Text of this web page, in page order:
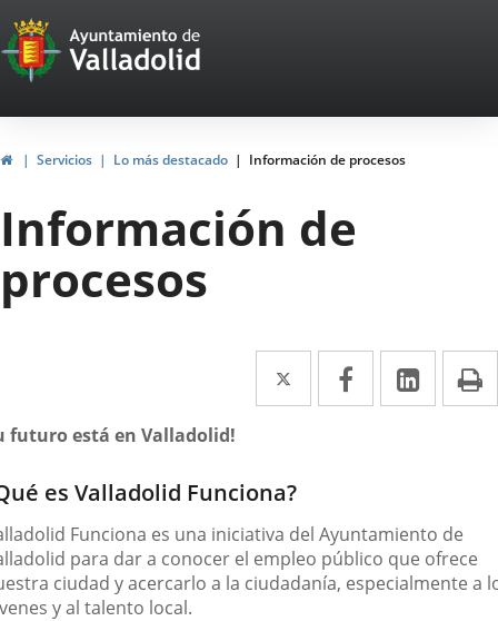
Portal
Web
del
Ayuntamiento
de
Valladolid
HomeServicios Lo más destacado Información de procesos
Información de
procesos
Twitter
Enlace
a
aplicación
externa.
Facebook
Enlace
a
externa.
Enlace
a
futuro está en Valladolid!
es Valladolid Funciona?
Funciona es una iniciativa del Ayuntamiento de
para dar a conocer el empleo público que ofrece
ciudad y acercarlo a la ciudadanía, especialmente a
y al talento local.